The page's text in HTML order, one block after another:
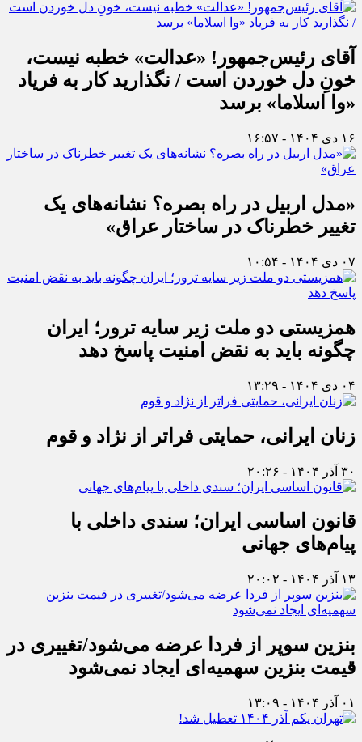
آقای رئیس‌جمهور! «عدالت» خطبه نیست،
خونِ دل خوردن است / نگذارید کار به فریاد
«وا اسلاما» برسد
۱۶ دی ۱۴۰۴ - ۱۶:۵۷
«مدل اربیل در راه بصره؟ نشانه‌های یک
تغییر خطرناک در ساختار عراق»
۰۷ دی ۱۴۰۴ - ۱۰:۵۴
همزیستی دو ملت زیر سایه ترور؛ ایران
چگونه باید به نقض امنیت پاسخ دهد
۰۴ دی ۱۴۰۴ - ۱۳:۲۹
زنان ایرانی، حمایتی فراتر از نژاد و قوم
۳۰ آذر ۱۴۰۴ - ۲۰:۲۶
قانون اساسی ایران؛ سندی داخلی با
پیام‌های جهانی
۱۳ آذر ۱۴۰۴ - ۲۰:۰۲
بنزین سوپر از فردا عرضه می‌شود/تغییری در
قیمت بنزین سهمیه‌ای ایجاد نمی‌شود
۰۱ آذر ۱۴۰۴ - ۱۳:۰۹